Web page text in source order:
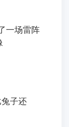
一场雷阵
子还